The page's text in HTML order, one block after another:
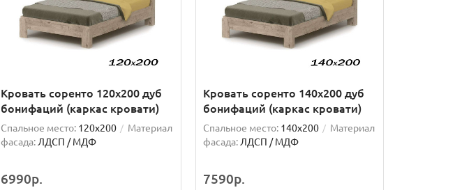
Кровать соренто 120х200 дуб
бонифаций (каркас кровати)
Спальное место: 120x200
Материал
фасада:ЛДСП / МДФ
6990р.
Кровать соренто 140х200 дуб
бонифаций (каркас кровати)
Спальное место: 140x200
Материал
фасада:ЛДСП / МДФ
7590р.